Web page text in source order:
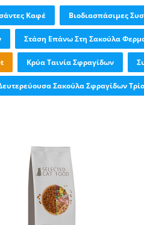
Καφέ Βιοδιασπάσιμες
Στάση Επάνω Στη Σακούλα
Κρύα Ταινία Σφραγίδων
Σακούλα Σφραγίδων